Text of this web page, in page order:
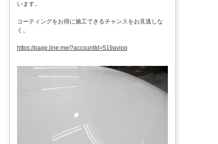
います。
コーティングをお得に施工できるチャンスをお見逃しな
く。
https://page.line.me/?accountId=519avioq